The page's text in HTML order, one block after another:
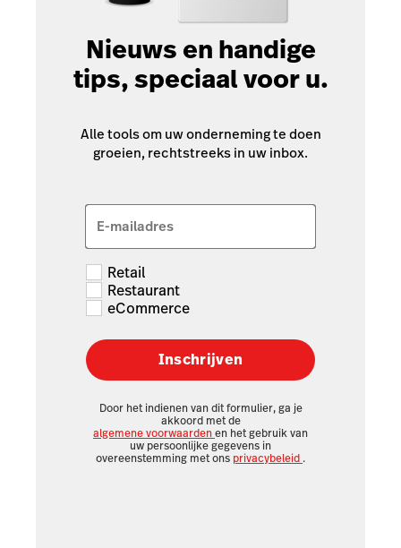
Nieuws en handige
tips, speciaal voor u.
Alle tools om uw onderneming te doen
groeien, rechtstreeks in uw inbox.
E-mailadres
Retail
Restaurant
eCommerce
Inschrijven
Door het indienen van dit formulier, ga je
akkoord met de
algemene voorwaardenen het gebruik van
uw persoonlijke gegevens in
overeenstemming met ons privacybeleid .